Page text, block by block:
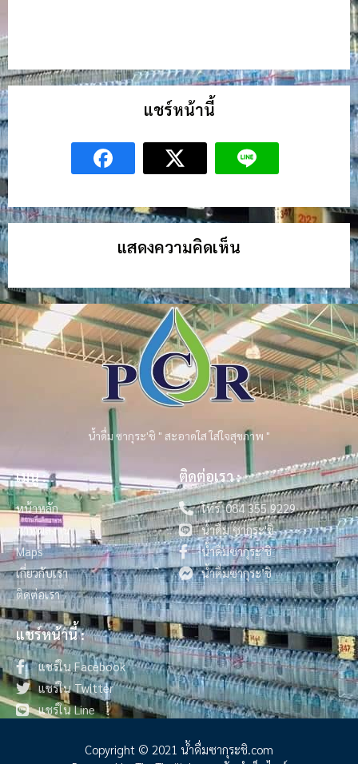
แชร์หน้านี้
แสดงความคิดเห็น
น้ำดื่ม ซากุระ'ชิ " สะอาดใส ใส่ใจสุขภาพ "
เมนู :
หน้าหลัก
ภาพผลงาน
Maps
เกี่ยวกับเรา
ติดต่อเรา
ติดต่อเรา :
โทร. 084 355 9229
น้ำดื่ม ซากุระ'ชิ
น้ำดื่มซากุระ’ชิ
น้ำดื่มซากุระ’ชิ
แชร์หน้านี้ :
แชร์ใน Facebook
แชร์ใน Twitter
แชร์ใน Line
Copyright © 2021 น้ําดื่มซากุระชิ.com